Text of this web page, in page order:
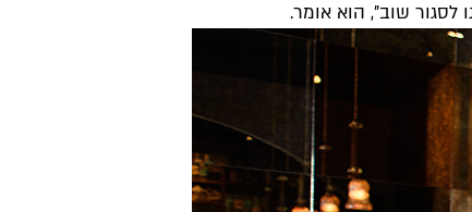
שוב״, הוא אומר.